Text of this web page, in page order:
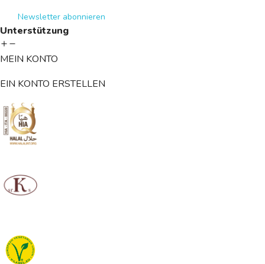
Newsletter abonnieren
Unterstützung
MEIN KONTO
EIN KONTO ERSTELLEN